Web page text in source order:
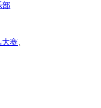
部
赛